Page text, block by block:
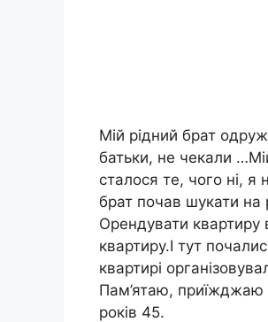
Мій рідний брат
батьки, не чекали
сталося те, чого ні, я
брат почав шукати на
Орендувати квартиру
квартиру.І тут
квартирі
Пам’ятаю, приїжджаю
років 45.